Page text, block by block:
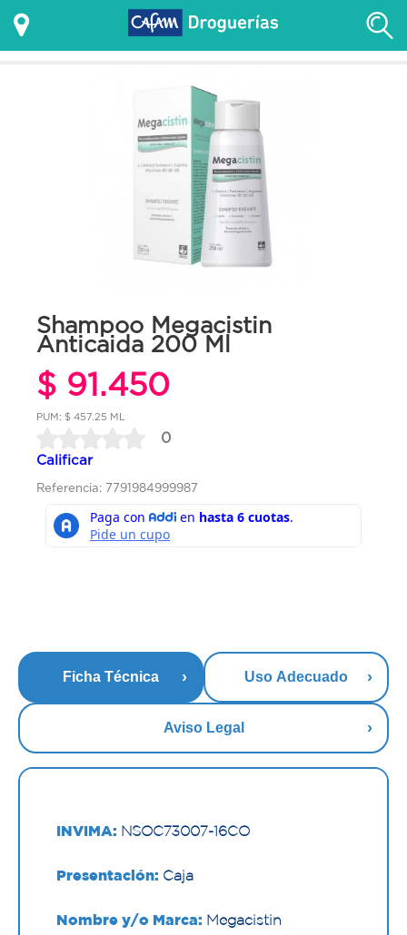
Shampoo Megacistin
Anticaida 200 Ml
$ 91.450
PUM: $ 457.25 ML
0
Calificar
Referencia: 7791984999987
Ficha Técnica Uso Adecuado
Aviso Legal
INVIMA: NSOC73007-16CO
Presentación: Caja
Nombre y/o Marca: Megacistin